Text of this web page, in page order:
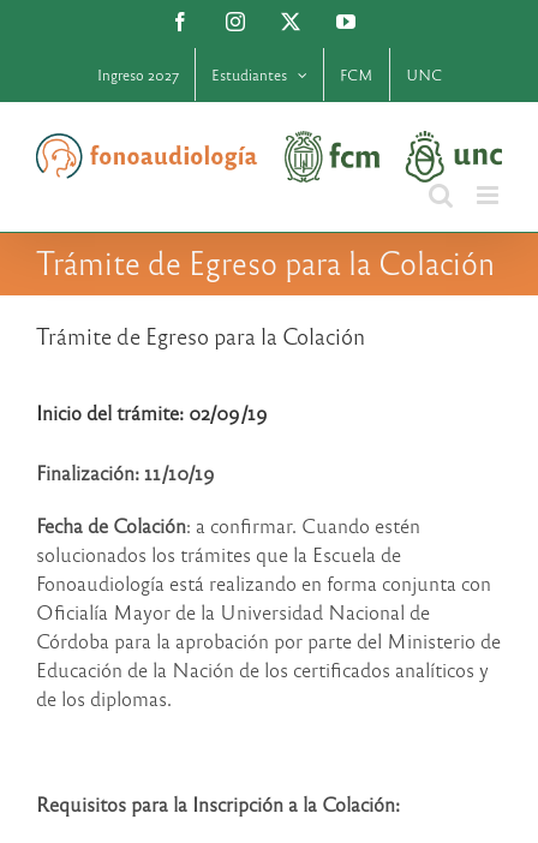
FacebookInstagram YouTube
Ingreso 2027 Estudiantes FCM UNC
Trámite de Egreso para la Colación
Trámite de Egreso para la Colación
Inicio del trámite: 02/09/19
Finalización: 11/10/19
Fecha de Colación: a confirmar. Cuando estén
solucionados los trámites que la Escuela de
Fonoaudiología está realizando en forma conjunta con
Oficialía Mayor de la Universidad Nacional de
Córdoba para la aprobación por parte del Ministerio de
Educación de la Nación de los certificados analíticos y
de los diplomas.
Requisitos para la Inscripción a la Colación: